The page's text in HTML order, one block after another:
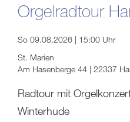
Orgelradtour
So 09.08.2026 | 15:00 Uhr
St. Marien
Am Hasenberge 44 | 22337
Radtour mit
Winterhude